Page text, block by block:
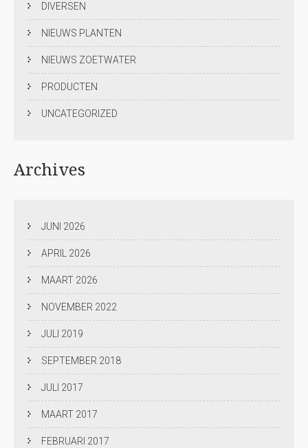
DIVERSEN
NIEUWS PLANTEN
NIEUWS ZOETWATER
PRODUCTEN
UNCATEGORIZED
Archives
JUNI 2026
APRIL 2026
MAART 2026
NOVEMBER 2022
JULI 2019
SEPTEMBER 2018
JULI 2017
MAART 2017
FEBRUARI 2017